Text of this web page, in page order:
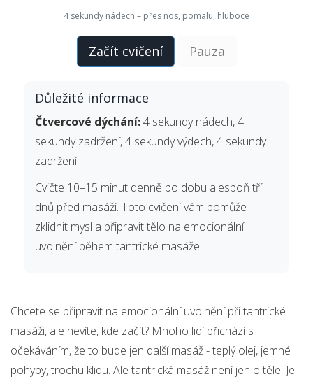
4 sekundy nádech – přes nos, pomalu, hluboce
Začít cvičení Pauza
Důležité informace
Čtvercové dýchání:4 sekundy nádech, 4
sekundy zadržení, 4 sekundy výdech, 4 sekundy
zadržení.
Cvičte 10–15 minut denně po dobu alespoň tří
dnů před masáží. Toto cvičení vám pomůže
zklidnit mysl a připravit tělo na emocionální
uvolnění během tantrické masáže.
Chcete se připravit na emocionální uvolnění při tantrické
masáži, ale nevíte, kde začít? Mnoho lidí přichází s
očekáváním, že to bude jen další masáž - teplý olej, jemné
pohyby, trochu klidu. Ale tantrická masáž není jen o těle. Je